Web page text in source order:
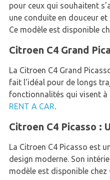
pour ceux qui souhaitent
une conduite en douceur
Ce modèle est disponible
Citroen C4 Grand
La Citroen C4 Grand
fait l'idéal pour de longs
fonctionnalités qui visent à
RENT A CAR.
Citroen C4 Picasso :
La Citroen C4 Picasso est
design moderne. Son
modèle est disponible chez